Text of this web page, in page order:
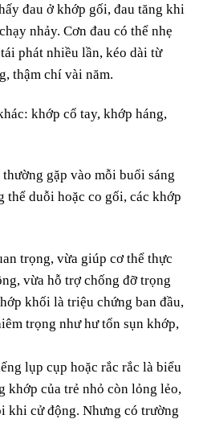
đau ở khớp gối, đau tăng khi
nhảy. Cơn đau có thể nhẹ
phát nhiều lần, kéo dài từ
thậm chí vài năm.
khớp cổ tay, khớp háng,
gặp vào mỗi buổi sáng
thể duỗi hoặc co gối, các khớp
trọng, vừa giúp cơ thể thực
vừa hỗ trợ chống đỡ trọng
khối là triệu chứng ban đầu,
trọng như hư tổn sụn khớp,
lụp cụp hoặc rắc rắc là biểu
khớp của trẻ nhỏ còn lỏng lẻo,
khi cử động. Nhưng có trường